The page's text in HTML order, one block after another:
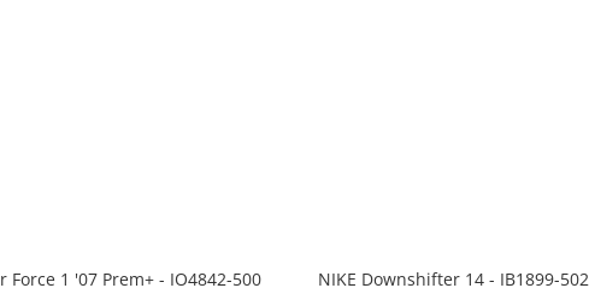
Force 1 '07 Prem+ - IO4842-500 NIKE Downshifter 14 - IB1899-502